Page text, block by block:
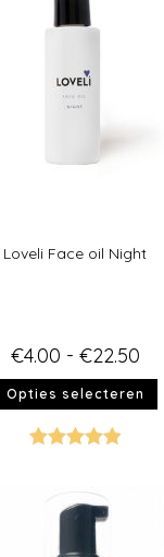
Loveli Face oil Night
€4.00 - €22.50
Opties selecteren
uit 5